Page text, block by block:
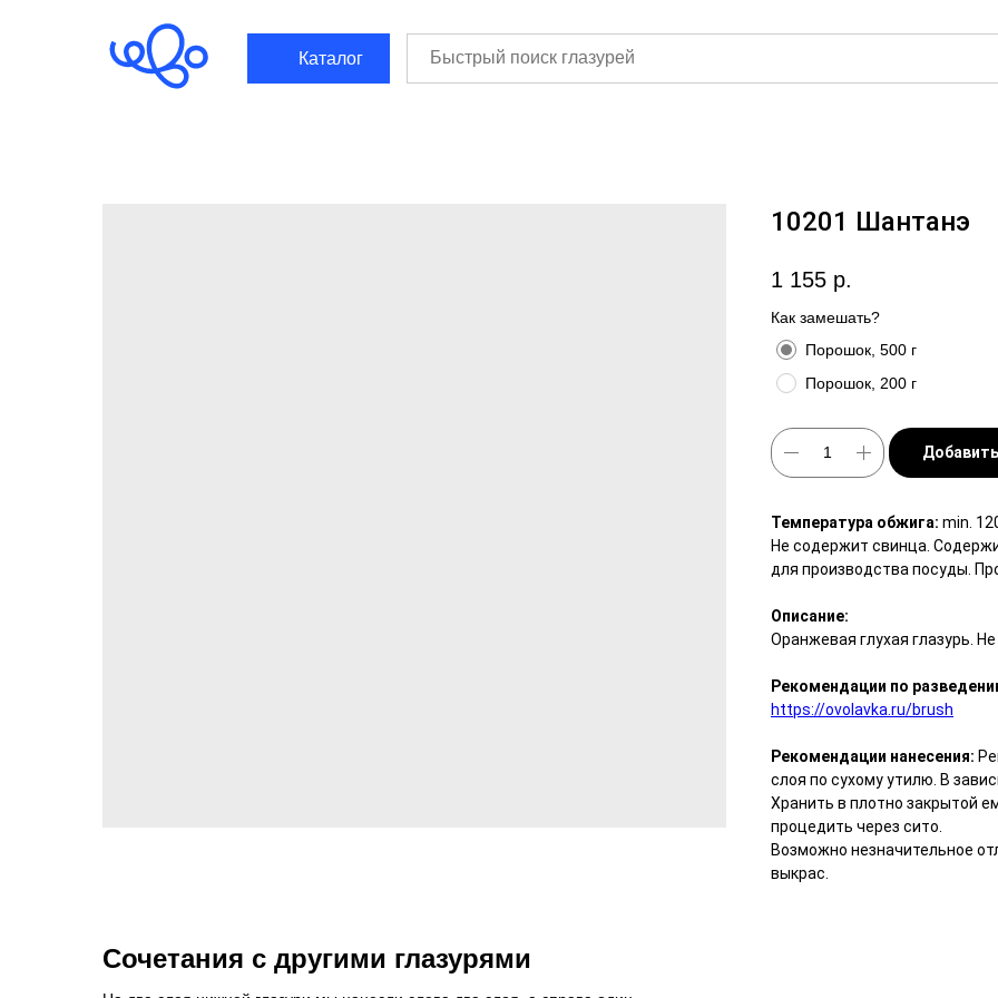
Каталог
10201 Шантанэ
1 155 р.
Как замешать?
Порошок, 500 г
Порошок, 200 г
Температура обжига: min.
Не содержит свинца.
для производства посуды.
Описание:
Оранжевая глухая глазурь. Не
Рекомендации по
https://ovolavka.ru/brush
Рекомендации нанесения:
слоя по сухому утилю. В
Хранить в плотно закрытой
процедить через сито.
Возможно незначительное
выкрас.
Сочетания с другими глазурями